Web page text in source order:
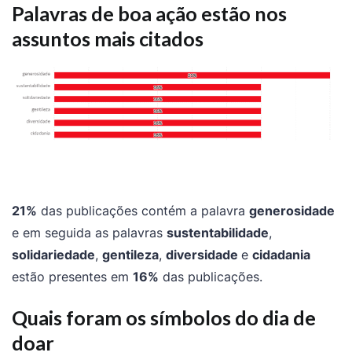
Palavras de boa ação estão nos
assuntos mais citados
21% das publicações contém a palavra generosidade
e em seguida as palavras sustentabilidade,
solidariedade, gentileza, diversidade e cidadania
estão presentes em 16% das publicações.
Quais foram os símbolos do dia de
doar